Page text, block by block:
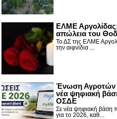
ΕΛΜΕ Αργολίδας:
απώλεια του
Το ΔΣ της ΕΛΜΕ
την αιφνίδια ...
Ένωση Αγροτών
νέα ψηφιακή
ΟΣΔΕ
Σε νέα ψηφιακή
για το 2026, καθ...